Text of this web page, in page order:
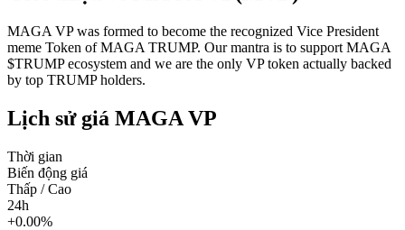
MAGA VP was formed to become the recognized Vice President
meme Token of MAGA TRUMP. Our mantra is to support MAGA
$TRUMP ecosystem and we are the only VP token actually backed
by top TRUMP holders.
Lịch sử giá MAGA VP
Thời gian
Biến động giá
Thấp / Cao
24h
+0.00%